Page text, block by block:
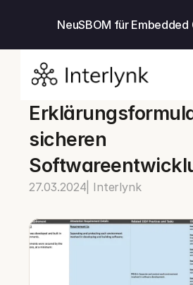
NeuSBOM für Embedded
sicheren
27.03.2024 | Interlynk